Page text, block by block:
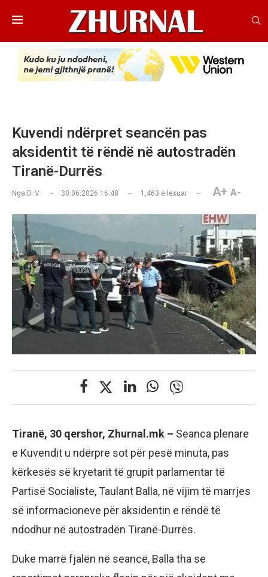
Kuvendi ndërpret seancën pas
aksidentit të rëndë në autostradën
Tiranë-Durrës
Nga D. V. 30.06.2026 16:48 1,463 e lexuar A+ A-
Tiranë, 30 qershor, Zhurnal.mk – Seanca plenare
e Kuvendit u ndërpre sot për pesë minuta, pas
kërkesës së kryetarit të grupit parlamentar të
Partisë Socialiste, Taulant Balla, në vijim të marrjes
së informacioneve për aksidentin e rëndë të
ndodhur në autostradën Tiranë-Durrës.
Duke marrë fjalën në seancë, Balla tha se